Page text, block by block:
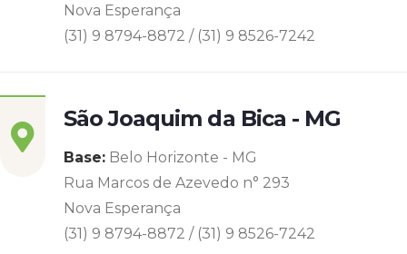
Nova Esperança
(31) 9 8794-8872 / (31) 9 8526-7242
São Joaquim da Bica - MG
Base: Belo Horizonte - MG
Rua Marcos de Azevedo n° 293
Nova Esperança
(31) 9 8794-8872 / (31) 9 8526-7242